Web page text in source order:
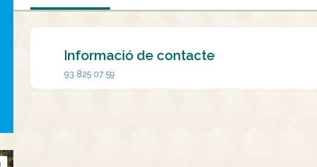
Informació de contacte
93 825 07 59